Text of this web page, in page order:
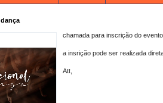
chamada para inscrição do
a insrição pode ser realizada
Att,